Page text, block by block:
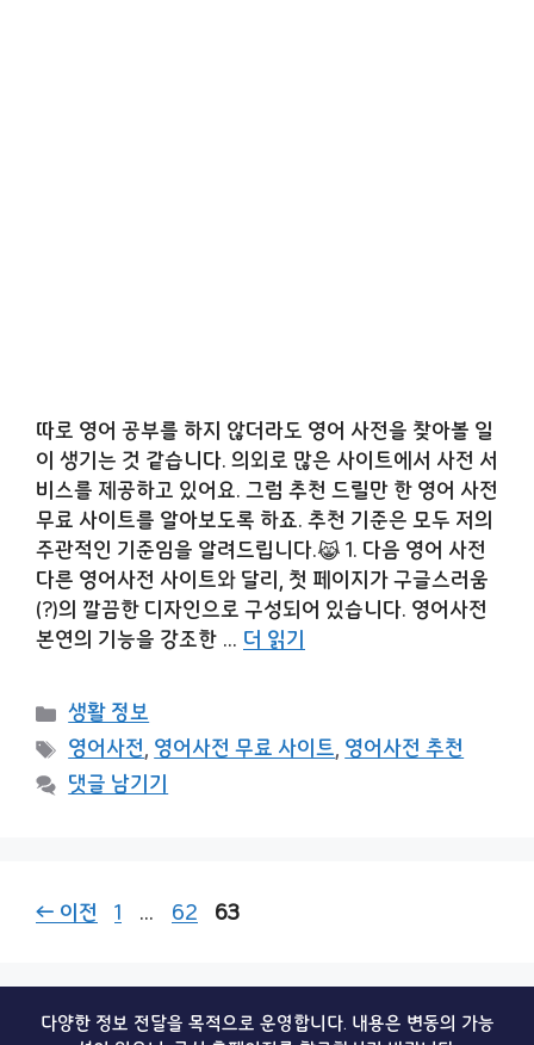
따로 영어 공부를 하지 않더라도 영어 사전을 찾아볼 일
이 생기는 것 같습니다. 의외로 많은 사이트에서 사전 서
비스를 제공하고 있어요. 그럼 추천 드릴만 한 영어 사전
무료 사이트를 알아보도록 하죠. 추천 기준은 모두 저의
주관적인 기준임을 알려드립니다.😹 1. 다음 영어 사전
다른 영어사전 사이트와 달리, 첫 페이지가 구글스러움
(?)의 깔끔한 디자인으로 구성되어 있습니다. 영어사전
본연의 기능을 강조한 … 더 읽기
카
테
고
리
생활 정보
태
그
영어사전, 영어사전 무료 사이트, 영어사전 추천
댓글 남기기
← 이전
페
1 …
페
62
페
63
다양한 정보 전달을 목적으로 운영합니다. 내용은 변동의 가능